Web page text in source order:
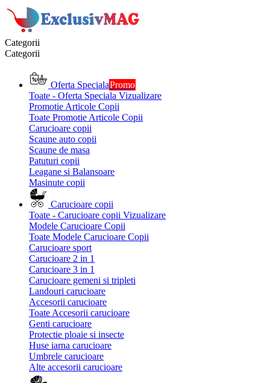
Categorii
Categorii
Oferta SpecialaPromo
Toate - Oferta Speciala Vizualizare
Promotie Articole Copii
Toate Promotie Articole Copii
Carucioare copii
Scaune auto copii
Scaune de masa
Patuturi copii
Leagane si Balansoare
Masinute copii
Carucioare copii
Toate - Carucioare copii Vizualizare
Modele Carucioare Copii
Toate Modele Carucioare Copii
Carucioare sport
Carucioare 2 in 1
Carucioare 3 in 1
Carucioare gemeni si tripleti
Landouri carucioare
Accesorii carucioare
Toate Accesorii carucioare
Genti carucioare
Protectie ploaie si insecte
Huse iarna carucioare
Umbrele carucioare
Alte accesorii carucioare